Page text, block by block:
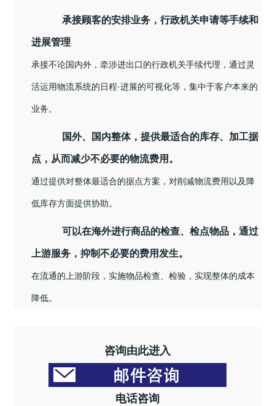
承接顾客的安排业务，行政机关申请等手续和
进展管理
承接不论国内外，牵涉进出口的行政机关手续代理，通过灵
活运用物流系统的日程·进展的可视化等，集中于客户本来的
业务。
国外、国内整体，提供最适合的库存、加工据
点，从而减少不必要的物流费用。
通过提供对整体最适合的据点方案，对削减物流费用以及降
低库存方面提供协助。
可以在海外进行商品的检查、检点物品，通过
上游服务，抑制不必要的费用发生。
在流通的上游阶段，实施物品检查、检验，实现整体的成本
降低。
咨询由此进入
电话咨询